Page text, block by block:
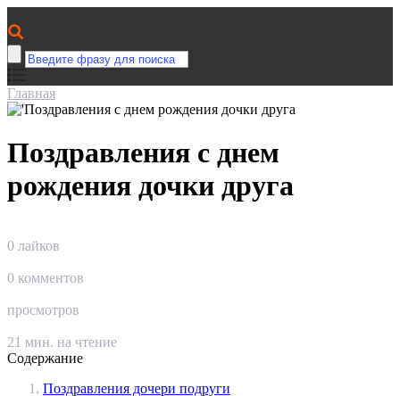
Главная
Поздравления с днем
рождения дочки друга
0 лайков
0 комментов
просмотров
21 мин. на чтение
Содержание
Поздравления дочери подруги